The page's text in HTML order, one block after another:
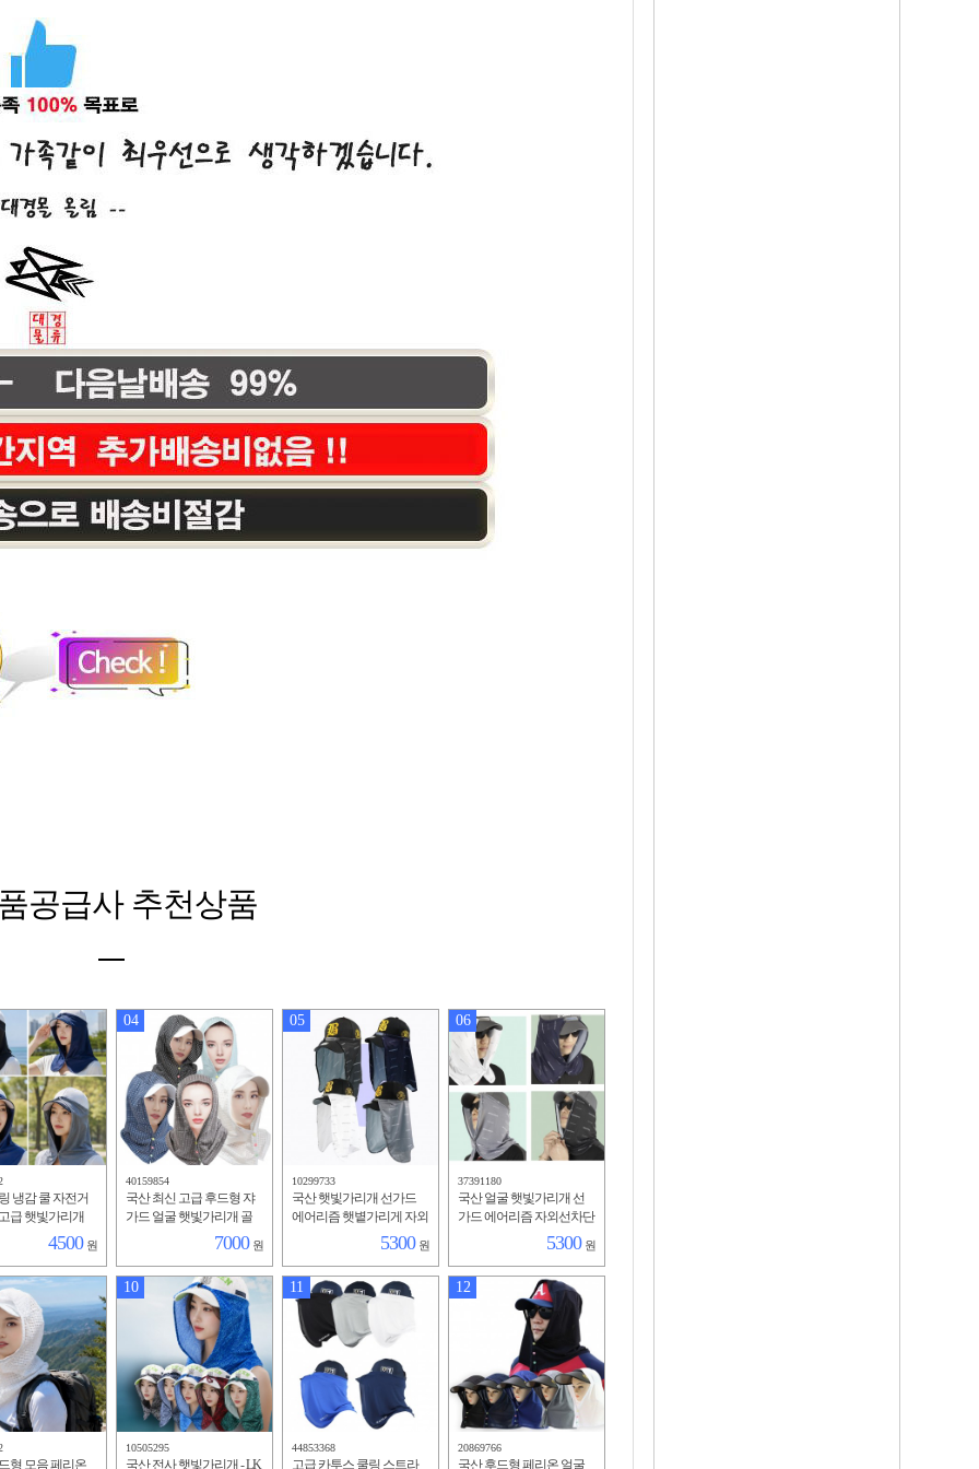
공급사 추천상품
냉감 쿨 자전거
급 햇빛가리개
4500 원
04
40159854
국산 최신 고급 후드형 쟈
가드 얼굴 햇빛가리개 골
프 봄 여름 선가드 그늘막
여성 남성 낚시 등산 필수
품
7000 원
05
10299733
국산 햇빛가리개 선가드
에어리즘 햇볕가리게 자외
선차단 모자 등산 낚시 골
프 차양막 냉감 스카프
5300 원
06
37391180
국산 얼굴 햇빛가리개 선
가드 에어리즘 자외선차단
모자 등산 낚시 골프 냉감
5300 원
형 모음 페리온
10
10505295
국산 전사 햇빛가리개 - LK
11
44853368
고급 카투스 쿨링 스트라
12
20869766
국산 후드형 페리온 얼굴